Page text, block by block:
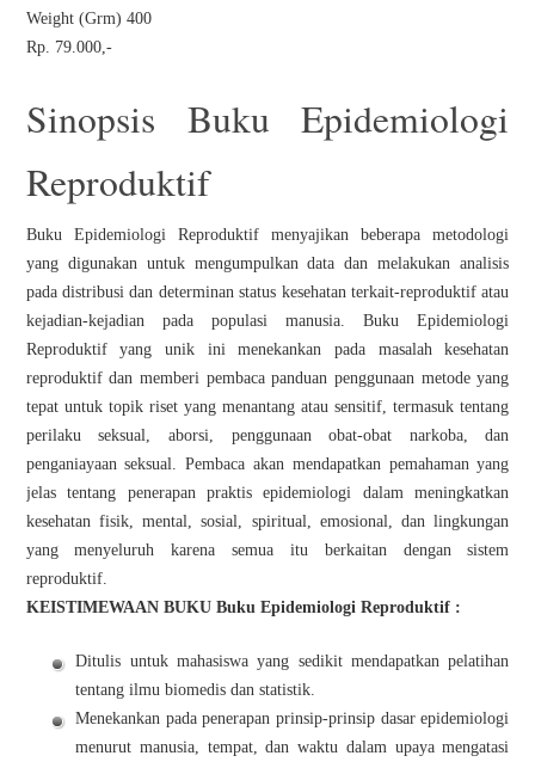
Weight (Grm) 400
Rp. 79.000,-
Sinopsis Buku Epidemiologi
Reproduktif
Buku Epidemiologi Reproduktif menyajikan beberapa metodologi
yang digunakan untuk mengumpulkan data dan melakukan analisis
pada distribusi dan determinan status kesehatan terkait-reproduktif atau
kejadian-kejadian pada populasi manusia. Buku Epidemiologi
Reproduktif yang unik ini menekankan pada masalah kesehatan
reproduktif dan memberi pembaca panduan penggunaan metode yang
tepat untuk topik riset yang menantang atau sensitif, termasuk tentang
perilaku seksual, aborsi, penggunaan obat-obat narkoba, dan
penganiayaan seksual. Pembaca akan mendapatkan pemahaman yang
jelas tentang penerapan praktis epidemiologi dalam meningkatkan
kesehatan fisik, mental, sosial, spiritual, emosional, dan lingkungan
yang menyeluruh karena semua itu berkaitan dengan sistem
reproduktif.
KEISTIMEWAAN BUKU Buku Epidemiologi Reproduktif :
Ditulis untuk mahasiswa yang sedikit mendapatkan pelatihan
tentang ilmu biomedis dan statistik.
Menekankan pada penerapan prinsip-prinsip dasar epidemiologi
menurut manusia, tempat, dan waktu dalam upaya mengatasi